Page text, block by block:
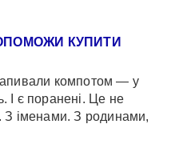
КУПИТИ
компотом — у
І є поранені. Це не
З іменами. З родинами,